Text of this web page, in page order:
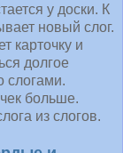
у доски. К
новый слог.
карточку и
долгое
слогами.
больше.
из слогов.